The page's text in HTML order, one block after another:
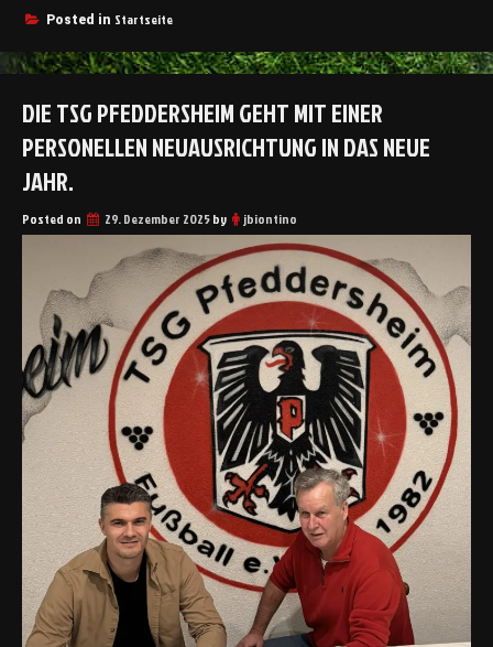
2
6
“
h
i
t
a
i
K
m
m
o
b
i
n
u
e
Posted in Startseite
DIE TSG PFEDDERSHEIM GEHT MIT EINER
PERSONELLEN NEUAUSRICHTUNG IN DAS NEUE
JAHR.
Posted on 29. Dezember 2025by jbiontino